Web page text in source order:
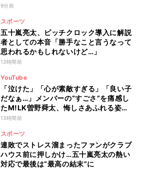
9分前
スポーツ
五十嵐亮太、ピッチクロック導入に解説
者としての本音「勝手なこと言うなって
思われるかもしれないけど…」
13時間前
YouTube
「泣けた」「心が素敵すぎる」「良い子
だなぁ…」メンバーの“すごさ”を痛感し
たM!LK曽野舜太、悔しさあふれる姿に
ファン感動
13時間前
スポーツ
連敗でストレス溜まったファンがクラブ
ハウス前に押しかけ…五十嵐亮太の熱い
対応で最後は“最高の結末”に